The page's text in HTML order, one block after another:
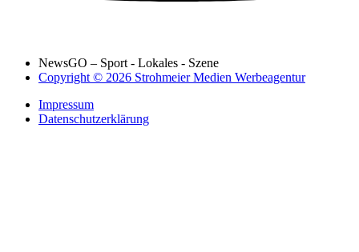
NewsGO – Sport - Lokales - Szene
Copyright © 2026 Strohmeier Medien Werbeagentur
Impressum
Datenschutzerklärung